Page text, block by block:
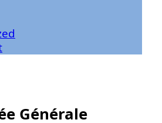
Générale